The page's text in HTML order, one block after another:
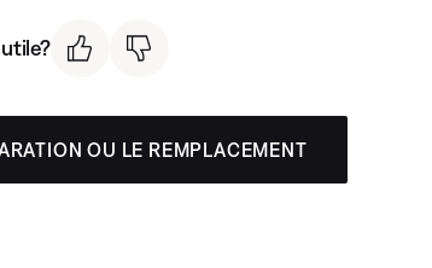
OU LE REMPLACEMENT